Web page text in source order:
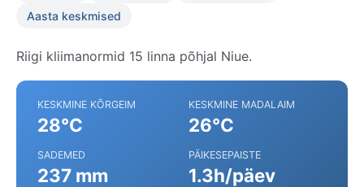
Aasta keskmised
Riigi kliimanormid 15 linna põhjal Niue.
KESKMINE KÕRGEIM
28°C
KESKMINE MADALAIM
26°C
SADEMED
237 mm
PÄIKESEPAISTE
1.3h/päev